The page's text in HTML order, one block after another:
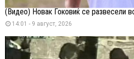
(Видео) Новак Ѓоковиќ се развесели
14:01 - 9 август, 2026